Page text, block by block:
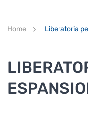
Home Liberatoria